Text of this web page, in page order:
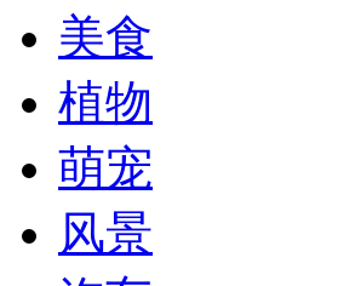
美食
植物
萌宠
风景